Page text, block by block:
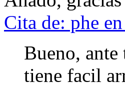
Cita de: phe
Bueno,
tiene facil